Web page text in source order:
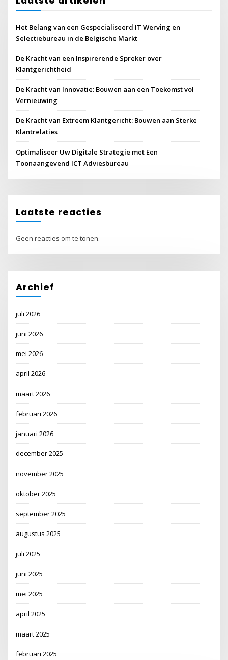
Het Belang van een Gespecialiseerd IT Werving en
Selectiebureau in de Belgische Markt
De Kracht van een Inspirerende Spreker over
Klantgerichtheid
De Kracht van Innovatie: Bouwen aan een Toekomst vol
Vernieuwing
De Kracht van Extreem Klantgericht: Bouwen aan Sterke
Klantrelaties
Optimaliseer Uw Digitale Strategie met Een
Toonaangevend ICT Adviesbureau
Laatste reacties
Geen reacties om te tonen.
Archief
juli 2026
juni 2026
mei 2026
april 2026
maart 2026
februari 2026
januari 2026
december 2025
november 2025
oktober 2025
september 2025
augustus 2025
juli 2025
juni 2025
mei 2025
april 2025
maart 2025
februari 2025